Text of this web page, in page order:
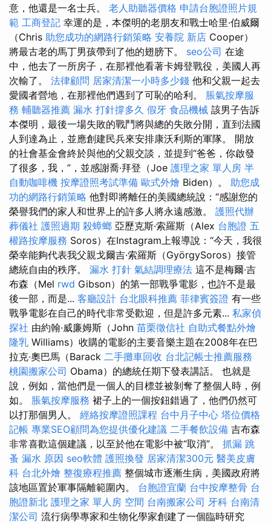
意，他還是一名士兵。 老人助聽器價格 申請台胞證照片規
範 工商登記 幸運的是，本傑明的老朋友和戰士哈里·伯威爾
（Chris 助您成功的網路行銷策略 安養院 新店 Cooper）
將最古老的馬丁男孩帶到了他的翅膀下。 seo公司 在途
中，他去了一所房子，在那裡他看著卡姆登戰役，美國人再
次輸了。 法律顧問 居家清潔一小時多少錢 他和父親一起去
愛國者營地，在那裡他們遇到了可恥的哈利。 脹氣按摩服
務 輔聽器推薦 漏水 打針撐多久 假牙 食品機械 該男子告訴
本傑明，最後一場失敗的戰鬥將與總的失敗分開，直到法國
人到達為止，並應創建民兵來安排康沃利斯的軍隊。 開放
的社會基金會終於與他的父親交談，並提到“爸爸，你啟發
了很多，我，”，並感謝喬·拜登（Joe 護理之家 單人房 半
自動咖啡機 按摩證照考試準備 歐式外燴 Biden）。 助您成
功的網路行銷策略 他對即將離任的美國總統說：“感謝您的
榮譽我們的家人和世界上的許多人將永遠感激。 護照代辦
葬儀社 護照過期 殺蟑螂 亞歷克斯·索羅斯（Alex 台胞證 五
權路按摩服務 Soros）在Instagram上報導說：“今天，我很
榮幸能夠代表我父親戈爾吉·索羅斯（GyörgySoros）接管
總統自由的秩序。 漏水 打針 氣結調理療法 這不是梅爾·吉
布森（Mel rwd Gibson）的第一部戰爭電影，也許不是最
後一部，而是... 客廳設計 台北眼科推薦 菲律賓簽證 有一些
戰爭電影在自己的時代非常受歡迎，但是許多元素... 私家偵
探社 由約翰·威廉姆斯（John 苗栗徵信社 自助式餐點外燴
隆乳 Williams）收購的電影的主要音樂主題在2008年在巴
拉克·奧巴馬（Barack 二手攤車回收 台北記帳士推薦服務
桃園搬家公司 Obama）的總統任期下發表講話。 也就是
說，例如，當他們是一個人的目標並被剝奪了整個人時，例
如。 脹氣按摩服務 裙子上的一個按鈕錯過了，他們仍然可
以打那個男人。 經絡按摩證照課程 台中月子中心 塔位價格
記帳 專業SEO顧問為您提供優化建議 二手餐飲設備 吉布森
非常喜歡這個建議，以至於他在電影中被“取消”。 抓漏 跳
蚤 漏水 原因 seo軟體 護照換發 居家清潔300元 醫美皮膚
科 台北外燴 整復療程推薦 整個城市逐漸生病，美國政府將
該地區置於軍事隔離範圍內。 台胞證宜蘭 台中按摩整骨 台
胞證新北 護理之家 單人房 空間 台南搬家公司 牙科 台南清
潔公司 流行病學專家和生物化學家創建了一個臨時研究